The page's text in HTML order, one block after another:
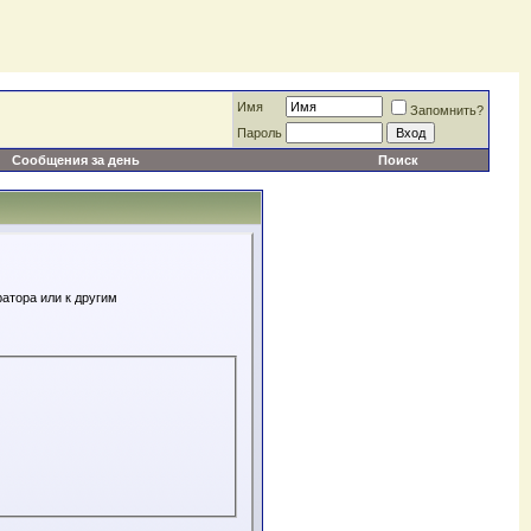
Имя
Запомнить?
Пароль
Сообщения за день Поиск
или к другим